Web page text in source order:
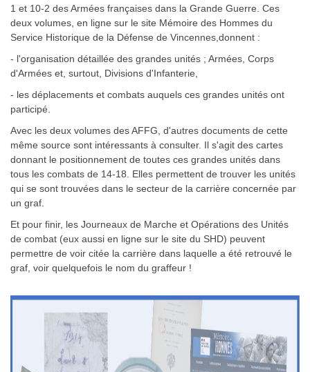
1 et 10-2 des Armées françaises dans la Grande Guerre. Ces
deux volumes, en ligne sur le site Mémoire des Hommes du
Service Historique de la Défense de Vincennes,donnent :
- l'organisation détaillée des grandes unités ; Armées, Corps
d'Armées et, surtout, Divisions d'Infanterie,
- les déplacements et combats auquels ces grandes unités ont
participé.
Avec les deux volumes des AFFG, d'autres documents de cette
même source sont intéressants à consulter. Il s'agit des cartes
donnant le positionnement de toutes ces grandes unités dans
tous les combats de 14-18. Elles permettent de trouver les unités
qui se sont trouvées dans le secteur de la carrière concernée par
un graf.
Et pour finir, les Journeaux de Marche et Opérations des Unités
de combat (eux aussi en ligne sur le site du SHD) peuvent
permettre de voir citée la carrière dans laquelle a été retrouvé le
graf, voir quelquefois le nom du graffeur !